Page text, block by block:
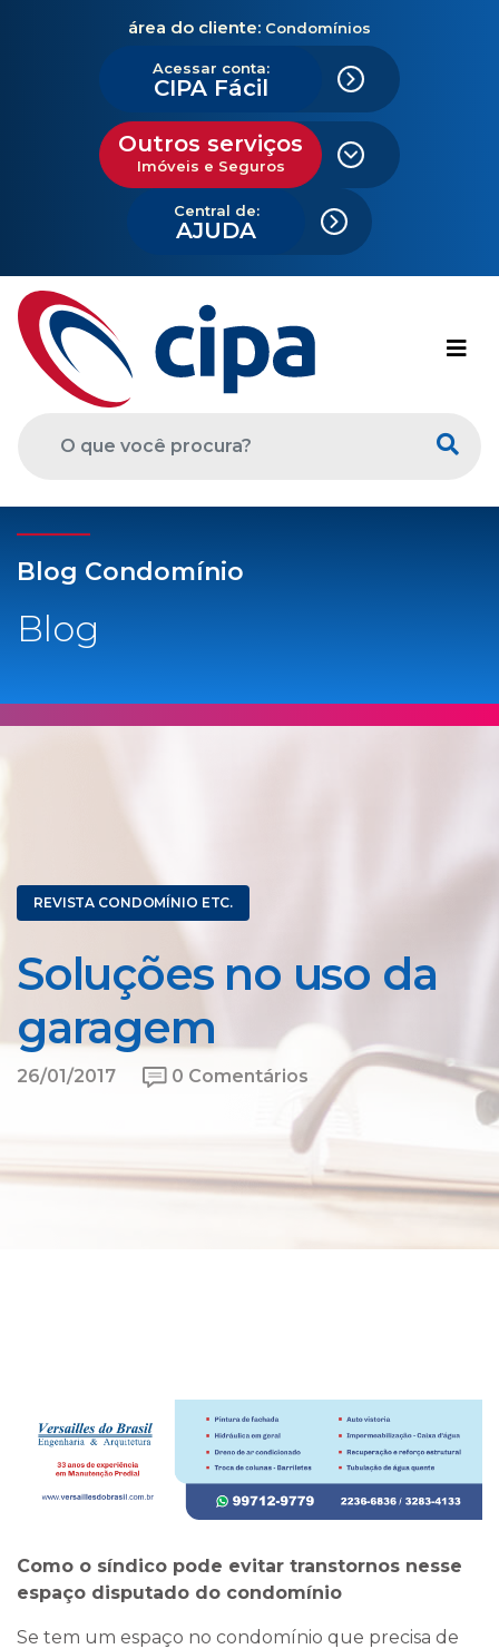
área do cliente: Condomínios
Acessar conta:
CIPA Fácil
Outros serviços
Imóveis e Seguros
Central de:
AJUDA
Blog Condomínio
Blog
REVISTA CONDOMÍNIO ETC.
Soluções no uso da
garagem
26/01/2017 0 Comentários
Como o síndico pode evitar transtornos nesse
espaço disputado do condomínio
Se tem um espaço no condomínio que precisa de